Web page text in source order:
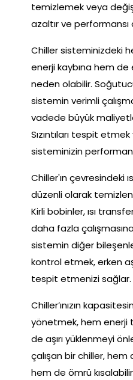
temizlemek veya
azaltır ve performansı
Chiller sisteminizdeki
enerji kaybına hem de
neden olabilir. Soğutucu
sistemin verimli
vadede büyük
Sızıntıları tespit
sisteminizin
Chiller'ın çevresindeki
düzenli olarak
Kirli bobinler, ısı
daha fazla
sistemin diğer
kontrol etmek, erken
tespit etmenizi sağlar.
Chiller’ınızın
yönetmek, hem enerji
de aşırı yüklenmeyi
çalışan bir chiller,
hem de ömrü